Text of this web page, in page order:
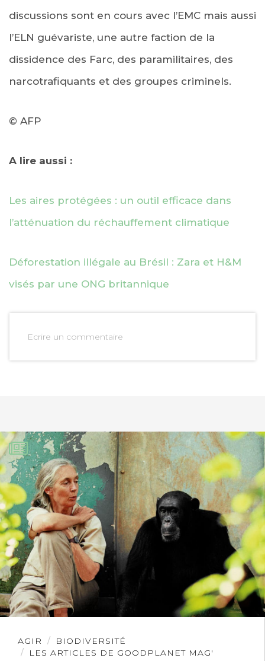
discussions sont en cours avec l’EMC mais aussi
l’ELN guévariste, une autre faction de la
dissidence des Farc, des paramilitaires, des
narcotrafiquants et des groupes criminels.
© AFP
A lire aussi :
Les aires protégées : un outil efficace dans
l’atténuation du réchauffement climatique
Déforestation illégale au Brésil : Zara et H&M
visés par une ONG britannique
Ecrire un commentaire
AGIR
BIODIVERSITÉ
LES ARTICLES DE GOODPLANET MAG'
Lire
l'article